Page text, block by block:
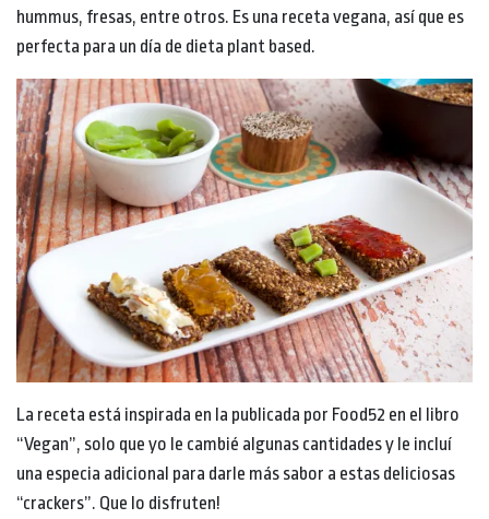
hummus, fresas, entre otros. Es una receta vegana, así que es
perfecta para un día de dieta plant based.
La receta está inspirada en la publicada por Food52 en el libro
“Vegan”, solo que yo le cambié algunas cantidades y le incluí
una especia adicional para darle más sabor a estas deliciosas
“crackers”. Que lo disfruten!